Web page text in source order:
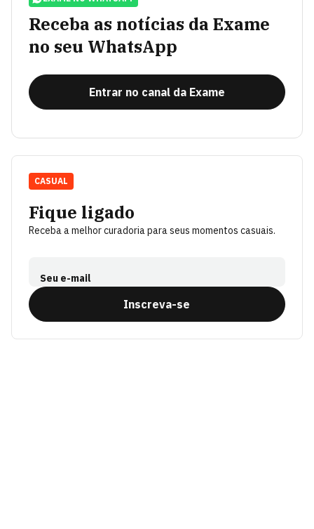
Receba as notícias da Exame
no seu WhatsApp
Entrar no canal da Exame
Fique ligado
Receba a melhor curadoria para seus momentos casuais.
Seu e-mail
Inscreva-se
CASUAL